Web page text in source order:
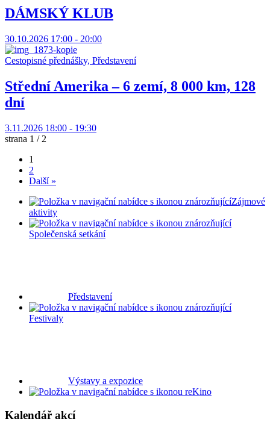
DÁMSKÝ KLUB
30.10.2026 17:00 - 20:00
Cestopisné přednášky, Představení
Střední Amerika – 6 zemí, 8 000 km, 128
dní
3.11.2026 18:00 - 19:30
strana 1 / 2
1
2
Další »
Zájmové
aktivity
Společenská setkání
Představení
Festivaly
Výstavy a expozice
Kino
Kalendář akcí